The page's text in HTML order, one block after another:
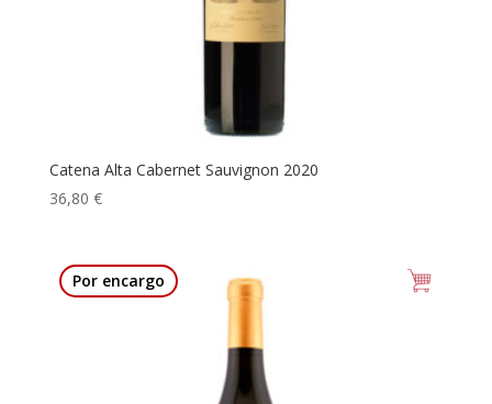
Catena Alta Cabernet Sauvignon 2020
36,80 €
Por encargo